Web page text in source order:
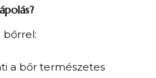
a bőr természetes